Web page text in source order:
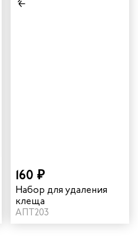
160 ₽
Набор для удаления
клеща
АПТ203